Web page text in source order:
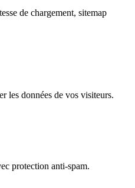
de chargement, sitemap
les données de vos visiteurs.
protection anti-spam.